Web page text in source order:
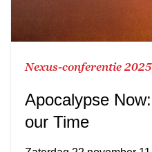
Nexus-conferentie 2025
Apocalypse
our Time